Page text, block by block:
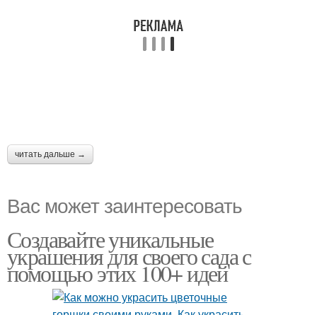
читать дальше →
Вас может заинтересовать
Создавайте уникальные
украшения для своего сада с
помощью этих 100+ идей